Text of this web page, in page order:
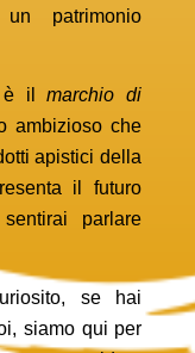
patrimonio
è ilmarchio di
ambizioso che
apistici della
il futuro
parlare
se hai
siamo qui per